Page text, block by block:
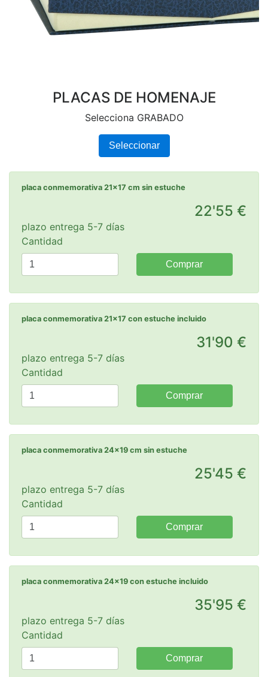
PLACAS DE HOMENAJE
Selecciona GRABADO
Seleccionar
placa conmemorativa 21x17 cm sin estuche
22'55 €
plazo entrega 5-7 días
Cantidad
Comprar
placa conmemorativa 21x17 con estuche incluido
31'90 €
plazo entrega 5-7 días
Cantidad
Comprar
placa conmemorativa 24x19 cm sin estuche
25'45 €
plazo entrega 5-7 días
Cantidad
Comprar
placa conmemorativa 24x19 con estuche incluido
35'95 €
plazo entrega 5-7 días
Cantidad
Comprar